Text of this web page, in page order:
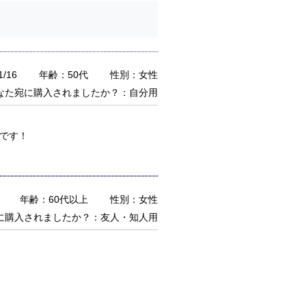
16 年齢：50代
性別：女性
た宛に購入されましたか？：自分用
す！
年齢：60代以上
性別：女性
購入されましたか？：友人・知人用